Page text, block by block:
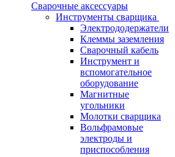
Сварочные аксессуары
Инструменты сварщика
Электрододержатели
Клеммы заземления
Сварочный кабель
Инструмент и
вспомогательное
оборудование
Магнитные
угольники
Молотки сварщика
Вольфрамовые
электроды и
приспособления